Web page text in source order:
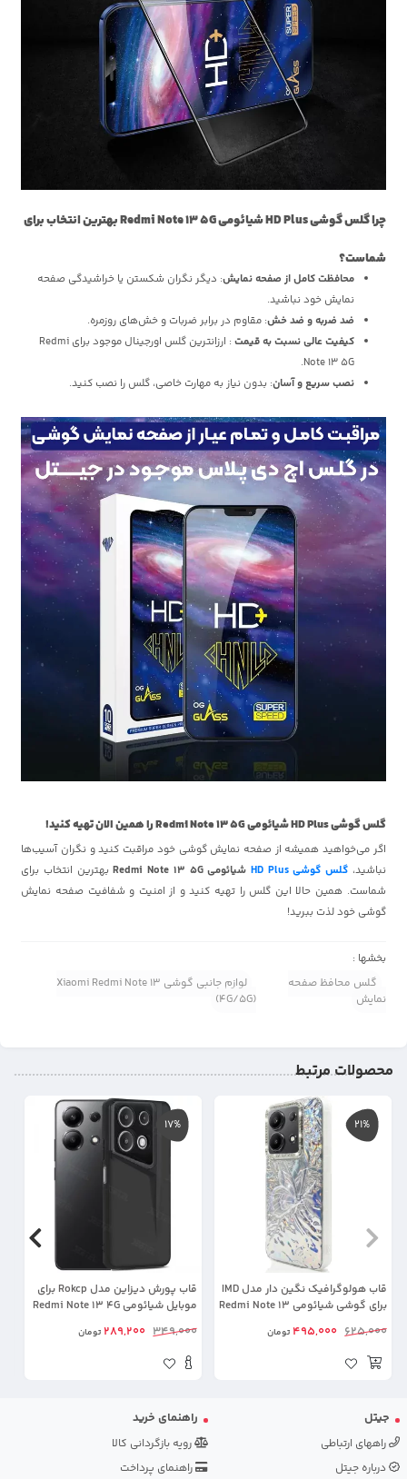
چرا گلس گوشی HD Plus شیائومی Redmi Note 13 5G بهترین انتخاب برای
شماست؟
محافظت کامل از صفحه نمایش: دیگر نگران شکستن یا خراشیدگی صفحه
نمایش خود نباشید.
ضد ضربه و ضد خش: مقاوم در برابر ضربات و خش‌های روزمره.
کیفیت عالی نسبت به قیمت
: ارزانترین گلس اورجینال موجود برای Redmi
Note 13 5G.
نصب سریع و آسان: بدون نیاز به مهارت خاصی، گلس را نصب کنید.
گلس گوشی HD Plus شیائومی Redmi Note 13 5G را همین الان تهیه کنید!
اگر می‌خواهید همیشه از صفحه نمایش گوشی خود مراقبت کنید و نگران آسیب‌ها
نباشید،گلس گوشی HD Plus شیائومی Redmi Note 13 5G
بهترین انتخاب برای
شماست. همین حالا این گلس را تهیه کنید و از امنیت و شفافیت صفحه نمایش
گوشی خود لذت ببرید!
بخشها :
گلس محافظ صفحه
نمایش
لوازم جانبی گوشی Xiaomi Redmi Note 13
(4G/5G)
محصولات مرتبط
21%
قاب هولوگرافیک نگین دار مدل IMD
برای گوشی شیائومی Redmi Note 13
625,000
495,000تومان
17%
قاب پورش دیزاین مدل Rokcp برای
موبایل شیائومی Redmi Note 13 4G
349,000
289,200تومان
جیتل
راههای ارتباطی
درباره جیتل
راهنمای خرید
رویه بازگردانی کالا
راهنمای پرداخت